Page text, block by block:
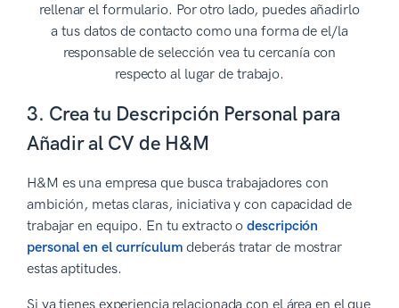
rellenar el formulario. Por otro lado, puedes añadirlo
a tus datos de contacto como una forma de el/la
responsable de selección vea tu cercanía con
respecto al lugar de trabajo.
3. Crea tu Descripción Personal para
Añadir al CV de H&M
H&M es una empresa que busca trabajadores con
ambición, metas claras, iniciativa y con capacidad de
trabajar en equipo. En tu extracto odescripción
personal en el currículum deberás tratar de mostrar
estas aptitudes.